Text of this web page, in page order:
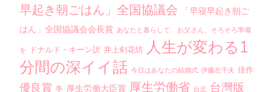
早起き朝ごはん」全国協議会
「早寝早起き朝ご
はん」全国協議会会長賞 あなたと暮らして… お父さん、そろそろ準備
を ドナルド・キーン訳 井上剣花坊 人生が変わる1
分間の深イイ話 今日はあなたの結婚式 伊藤左千夫 佳作
優良賞 冬 厚生労働大臣賞 厚生労働省 台北 台灣版